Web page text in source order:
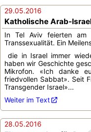
29.05.2016
Katholische Arab-
In Tel Aviv feierten am
Transsexualität. Ein
die in Israel immer
haben wir Geschichte
Mikrofon. «Ich danke
friedvollen Sabbat». Seit
Transgender Israel»...
Weiter im Text
28.05.2016